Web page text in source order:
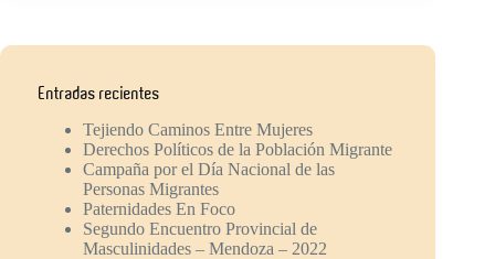
Entradas recientes
Tejiendo Caminos Entre Mujeres
Derechos Políticos de la Población Migrante
Campaña por el Día Nacional de las
Personas Migrantes
Paternidades En Foco
Segundo Encuentro Provincial de
Masculinidades – Mendoza – 2022